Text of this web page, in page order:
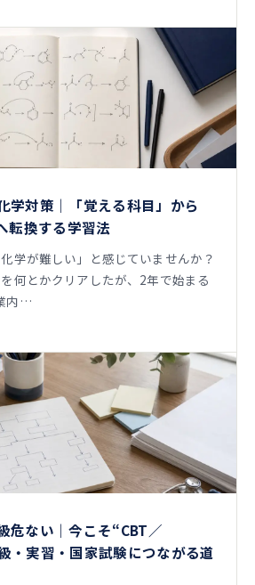
学対策｜「覚える科目」から
転換する学習法
学が難しい」と感じていませんか？
何とかクリアしたが、2年で始まる
内…
危ない｜今こそ“CBT／
・実習・国家試験につながる道